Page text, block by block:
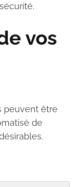
vos
peuvent être
de